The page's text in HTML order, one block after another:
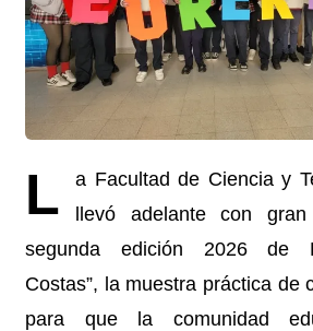
L
a Facultad de Ciencia y
llevó adelante con
segunda edición 2026 de
Costas”, la muestra práctica de
para que la comunidad